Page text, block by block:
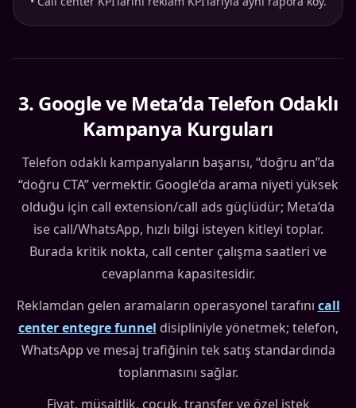
3. Google ve Meta’da Telefon Odaklı
Kampanya Kurguları
Telefon odaklı kampanyaların başarısı, “doğru an”da
“doğru CTA” vermektir. Google’da arama niyeti yüksek
olduğu için call extension/call ads güçlüdür; Meta’da
ise call/WhatsApp, hızlı bilgi isteyen kitleyi toplar.
Burada kritik nokta, call center çalışma saatleri ve
cevaplanma kapasitesidir.
Reklamdan gelen aramaların operasyonel tarafını call
center entegre funnel disipliniyle yönetmek; telefon,
WhatsApp ve mesaj trafiğinin tek satış standardında
toplanmasını sağlar.
Fiyat, müsaitlik, çocuk, transfer ve özel istek